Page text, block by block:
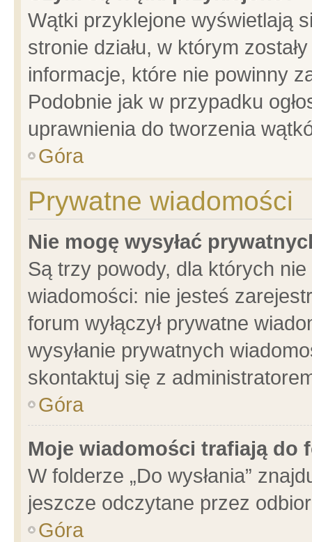
Wątki przyklejone wyświetlają
stronie działu, w którym
informacje, które nie powinny
Podobnie jak w przypadku
uprawnienia do tworzenia
Góra
Prywatne wiadomości
Nie mogę wysyłać
Są trzy powody, dla których
wiadomości: nie jesteś
forum wyłączył prywatne
wysyłanie prywatnych
skontaktuj się z
Góra
Moje wiadomości trafiają do
W folderze „Do wysłania”
jeszcze odczytane przez
Góra